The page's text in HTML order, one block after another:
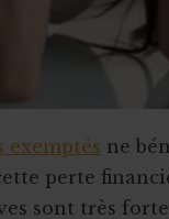
exemptés ne
perte
sont très